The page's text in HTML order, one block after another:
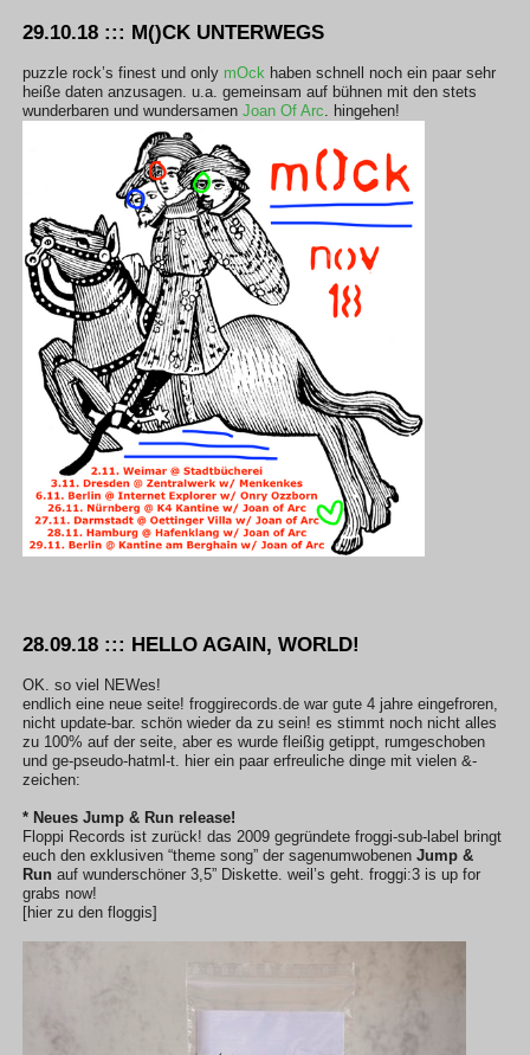
29.10.18 ::: M()CK UNTERWEGS
puzzle rock’s finest und only mOck haben schnell noch ein paar sehr
heiße daten anzusagen. u.a. gemeinsam auf bühnen mit den stets
wunderbaren und wundersamenJoan Of Arc . hingehen!
28.09.18 ::: HELLO AGAIN, WORLD!
OK. so viel NEWes!
endlich eine neue seite! froggirecords.de war gute 4 jahre eingefroren,
nicht update-bar. schön wieder da zu sein! es stimmt noch nicht alles
zu 100% auf der seite, aber es wurde fleißig getippt, rumgeschoben
und ge-pseudo-hatml-t. hier ein paar erfreuliche dinge mit vielen &-
zeichen:
* Neues Jump & Run release!
Floppi Records ist zurück! das 2009 gegründete froggi-sub-label bringt
euch den exklusiven “theme song” der sagenumwobenenJump &
Run auf wunderschöner 3,5” Diskette. weil’s geht. froggi:3 is up for
grabs now!
[hier zu den floggis]